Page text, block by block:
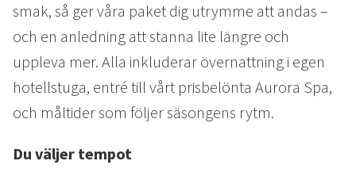
Sommar
Höst
KONFERENS
Konferenspaket
smak, så ger våra paket dig utrymme att andas –
och en anledning att stanna lite längre och
uppleva mer. Alla inkluderar övernattning i egen
hotellstuga, entré till vårt prisbelönta Aurora Spa,
och måltider som följer säsongens rytm.
Du väljer tempot